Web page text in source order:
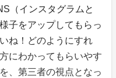
（インスタグラムと
子をアップしてもらっ
ね！どのようにすれ
にわかってもらいやす
、第三者の視点となっ